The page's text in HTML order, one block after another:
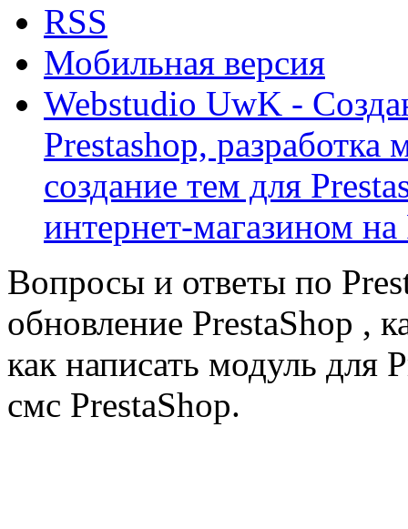
RSS
Мобильная версия
Webstudio UwK -
Prestashop, разработка
создание тем для
интернет-магазином на
Вопросы и ответы по
обновление PrestaShop ,
как написать модуль для
смс PrestaShop.